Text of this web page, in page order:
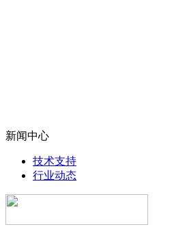
新闻中心
技术支持
行业动态